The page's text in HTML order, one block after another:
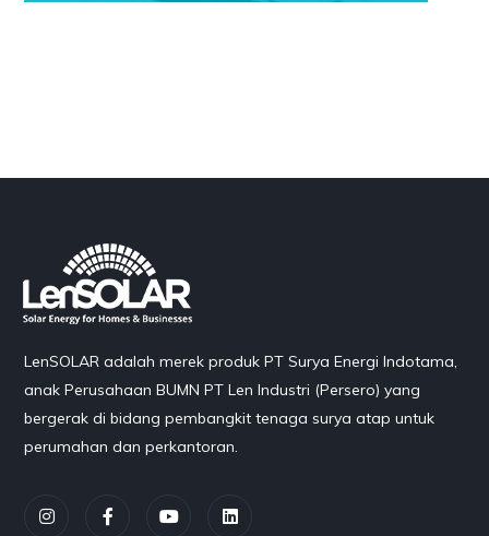
LenSOLAR adalah merek produk PT Surya Energi Indotama,
anak Perusahaan BUMN PT Len Industri (Persero) yang
bergerak di bidang pembangkit tenaga surya atap untuk
perumahan dan perkantoran.